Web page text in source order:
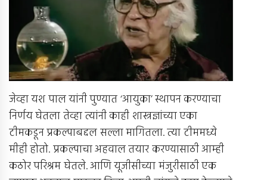
जेव्हा यश पाल यांनी पुण्यात ‘आयुका’ स्थापन करण्याचा
निर्णय घेतला तेव्हा त्यांनी काही शास्त्रज्ञांच्या एका
टीमकडून प्रकल्पाबद्दल सल्ला मागितला. त्या टीममध्ये
मीही होतो. प्रकल्पाचा अहवाल तयार करण्यासाठी आम्ही
कठोर परिश्रम घेतले. आणि यूजीसीच्या मंजुरीसाठी एक